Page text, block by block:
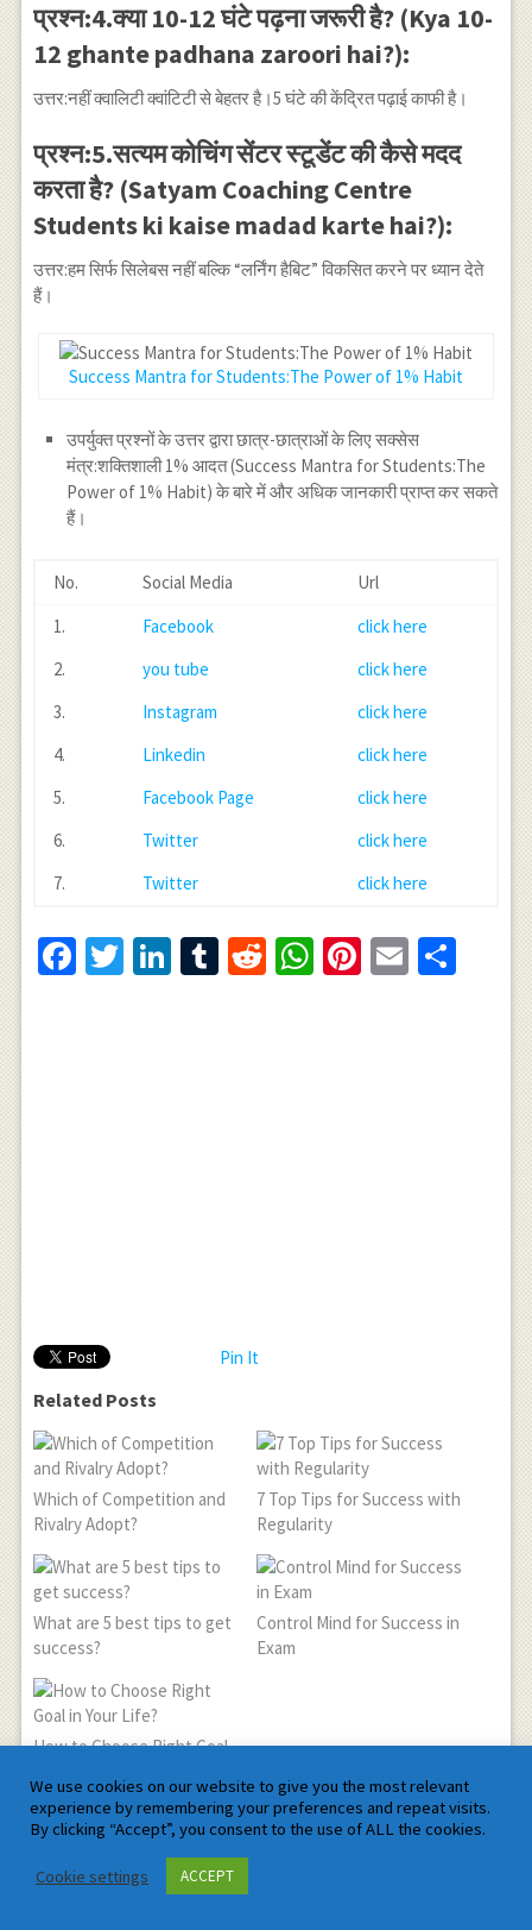
प्रश्न:4.क्या 10-12 घंटे पढ़ना जरूरी है? (Kya 10-
12 ghante padhana zaroori hai?):
उत्तर:नहीं क्वालिटी क्वांटिटी से बेहतर है।5 घंटे की केंद्रित पढ़ाई काफी है।
प्रश्न:5.सत्यम कोचिंग सेंटर स्टूडेंट की कैसे मदद
करता है? (Satyam Coaching Centre
Students ki kaise madad karte hai?):
उत्तर:हम सिर्फ सिलेबस नहीं बल्कि “लर्निंग हैबिट” विकसित करने पर ध्यान देते
हैं।
Success Mantra for Students:The Power of 1% Habit
उपर्युक्त प्रश्नों के उत्तर द्वारा छात्र-छात्राओं के लिए सक्सेस
मंत्र:शक्तिशाली 1% आदत (Success Mantra for Students:The
Power of 1% Habit) के बारे में और अधिक जानकारी प्राप्त कर सकते
हैं।
No. Social Media
Url
1.
Facebook
click here
2.
you tube
click here
3.
Instagram
click here
4.
Linkedin
click here
5.
Facebook Page
click here
6.
Twitter
click here
7.
Twitter click here
Facebook
Twitter
LinkedIn
Tumblr
RedditWhatsApp
Pinterest
Email
Pin It
Related Posts
Which of Competition and
Rivalry Adopt?
7 Top Tips for Success with
Regularity
What are 5 best tips to get
success?
Control Mind for Success in
Exam
How to Choose Right Goal
About Author
Satyam
We use cookies on our website to give you the most relevant
experience by remembering your preferences and repeat visits.
By clicking “Accept”, you consent to the use of ALL the cookies.
Cookie settings ACCEPT